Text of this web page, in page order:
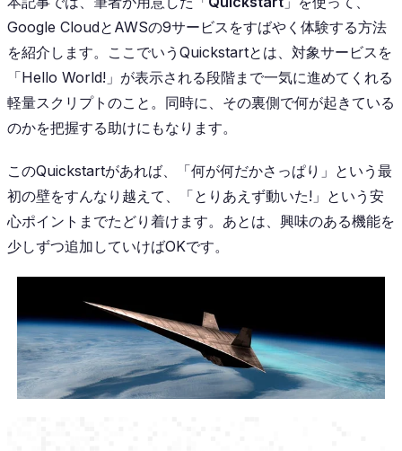
Google CloudとAWSの9サービスをすばやく体験する方法
を紹介します。ここでいうQuickstartとは、対象サービスを
「Hello World!」が表示される段階まで一気に進めてくれる
軽量スクリプトのこと。同時に、その裏側で何が起きている
のかを把握する助けにもなります。
このQuickstartがあれば、「何が何だかさっぱり」という最
初の壁をすんなり越えて、「とりあえず動いた!」という安
心ポイントまでたどり着けます。あとは、興味のある機能を
少しずつ追加していけばOKです。